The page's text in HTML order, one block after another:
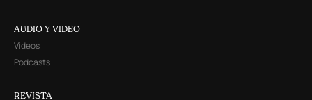
AUDIO Y VIDEO
Videos
Podcasts
REVISTA